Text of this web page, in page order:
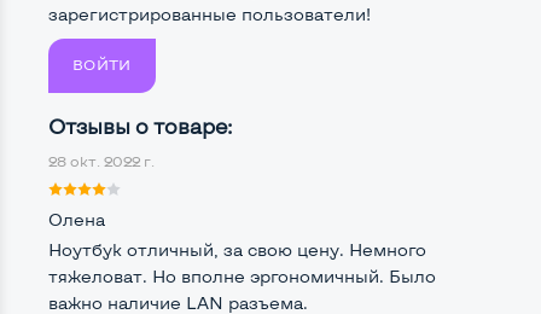
Мощность:
Процессор Intel Core i5-2410M
Количество ядер / потоков
Частота процессора (базовая-максимальная)
Intel Core i5-2410M (2,30 - 2,90 GHz)
Тип оперативной памятиDDR3
зарегистрированные пользователи!
ВОЙТИ
Отзывы о товаре:
28 окт. 2022 г.
Олена
Ноутбук отличный, за свою цену. Немного
тяжеловат. Но вполне эргономичный. Было
важно наличие LAN разъема.